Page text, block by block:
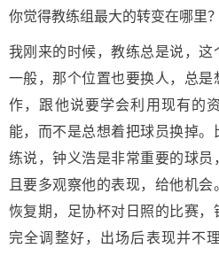
你觉得教练组最大的转变在哪里？
我刚来的时候，教练总是说，
一般，那个位置也要换人，总
作，跟他说要学会利用现有的
能，而不是总想着把球员换掉
练说，钟义浩是非常重要的球
且要多观察他的表现，给他机
恢复期，足协杯对日照的比赛
完全调整好，出场后表现并不